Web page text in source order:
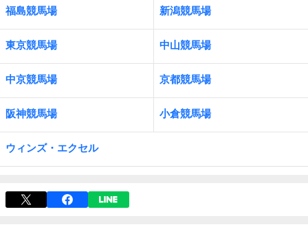
福島競馬場 新潟競馬場
東京競馬場 中山競馬場
中京競馬場 京都競馬場
阪神競馬場 小倉競馬場
ウィンズ・エクセル